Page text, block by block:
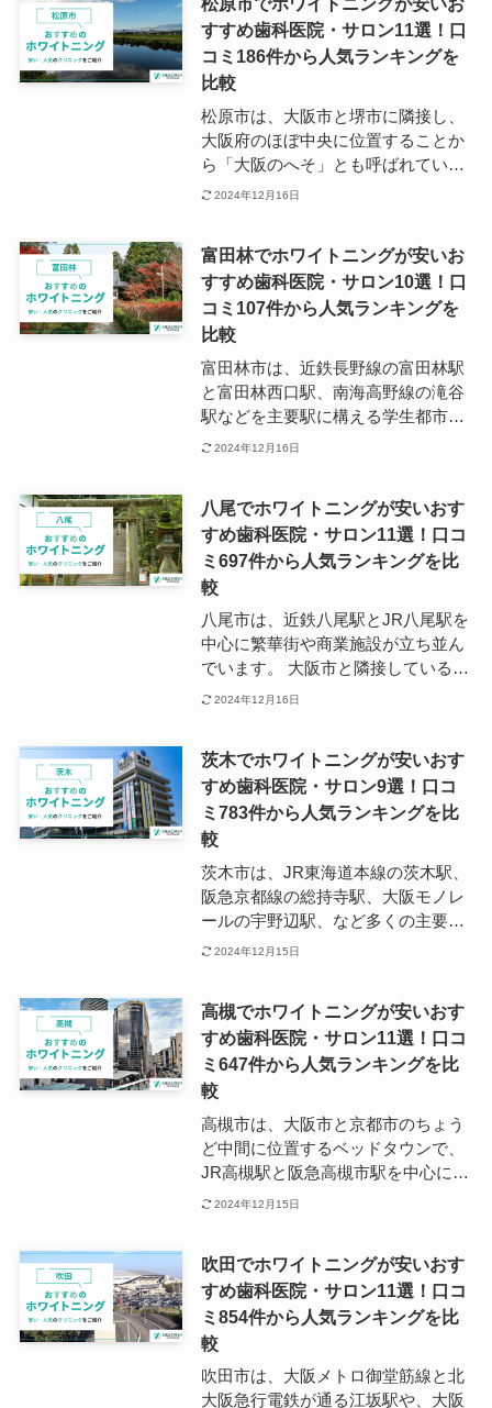
り、都心へのアクセスや生活にも便
利なエリアとなっています。 駅周辺
には多くの歯科医院が点在してお
り、ホワイトニングをはじめとする
地域の方のニーズにしっかりと応え
られているのが和泉市の魅力の一つ
です。
すすめ歯科医院・サロン11選！口
コミ186件から人気ランキングを
比較
松原市は、大阪市と堺市に隣接し、
大阪府のほぼ中央に位置することか
ら「大阪のへそ」とも呼ばれていま
す。 南河内の玄関口でもある松原市
ウンとして人気です。 松原市の主要
駅は、近鉄南大阪線の河内松原駅で
す。 駅の周辺には複数のホワイトニ
ング施設が点在しているため、かか
りつけを探すのには困らないでしょ
う。
2024年12月16日
富田林でホワイトニングが安いお
すすめ歯科医院・サロン10選！口
コミ107件から人気ランキングを
比較
富田林市は、近鉄長野線の富田林駅
と富田林西口駅、南海高野線の滝谷
駅などを主要駅に構える学生都市で
す。 富田林市には、阪南大学や大阪
ています。 学生の往来が多い富田林
市では、駅周辺に複数の歯科医院が
あり、若者のニーズに応えるホワイ
トニングの施術も多く行われていま
す。 リーズナブルな価格で受けられ
るホワイトニングや土日診療にも対
応するクリニックなど、若者に嬉し
い環境が整っています。
2024年12月16日
八尾でホワイトニングが安いおす
すめ歯科医院・サロン11選！口コ
ミ697件から人気ランキングを比
較
八尾市は、近鉄八尾駅とJR八尾駅を
中心に繁華街や商業施設が立ち並ん
でいます。 大阪市と隣接している八
尾市は、JR、近鉄、大阪メトロと3
きな特徴です。 歯科口腔保健推進に
注力する八尾市には数多くの歯科医
院が点在しており、ホワイトニング
に特化したクリニックも多数展開さ
れています。
2024年12月16日
茨木でホワイトニングが安いおす
すめ歯科医院・サロン9選！口コ
ミ783件から人気ランキングを比
較
茨木市は、JR東海道本線の茨木駅、
阪急京都線の総持寺駅、大阪モノレ
ールの宇野辺駅、など多くの主要駅
があり、大学や企業も多数点在する
く、各方面へのアクセスも良好なこ
とからベッドタウンとして人気を集
めています。 茨木市でホワイトニン
グができる歯科医院を探す場合は、
ターミナル駅の近くを重点的にリサ
ーチすることがおすすめです。 駅周
辺には夜間対応可能な歯科医院もあ
るため、お仕事帰りやお出かけ帰り
の通院にも便利です。
2024年12月15日
高槻でホワイトニングが安いおす
すめ歯科医院・サロン11選！口コ
ミ647件から人気ランキングを比
較
高槻市は、大阪市と京都市のちょう
ど中間に位置するベッドタウンで、
JR高槻駅と阪急高槻市駅を中心に都
会の利便性と田舎の住みやすさがバ
北口には複合商業施設や昔ながらの
商店街が立ち並び、南口にはデパー
トが軒を連ねています。 また、高槻
駅と高槻市駅の沿線上には多くの歯
科医院があり、ホワイトニングに特
化しているクリニックやサロンも多
2024年12月15日
吹田でホワイトニングが安いおす
すめ歯科医院・サロン11選！口コ
ミ854件から人気ランキングを比
較
吹田市は、大阪メトロ御堂筋線と北
大阪急行電鉄が通る江坂駅や、大阪